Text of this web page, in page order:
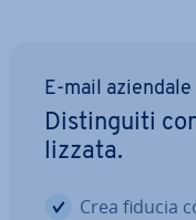
E-mail aziendale
Di­stin­gui­ti
liz­za­ta.
Crea fiducia